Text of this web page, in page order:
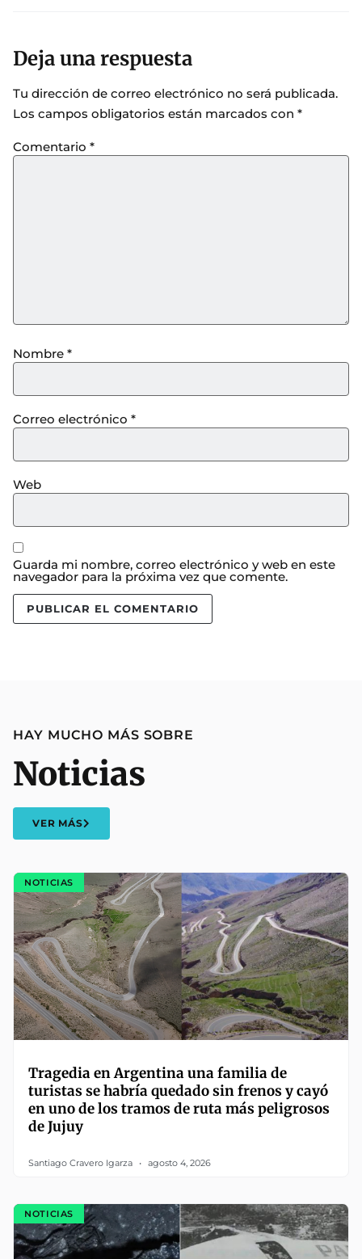
Deja una respuesta
Tu dirección de correo electrónico no será publicada.
Los campos obligatorios están marcados con *
Comentario *
Nombre *
Correo electrónico *
Web
Guarda mi nombre, correo electrónico y web en este
navegador para la próxima vez que comente.
HAY MUCHO MÁS SOBRE
Noticias
VER MÁS
NOTICIAS
Tragedia en Argentina una familia de
turistas se habría quedado sin frenos y cayó
en uno de los tramos de ruta más peligrosos
de Jujuy
Santiago Cravero Igarza agosto 4, 2026
NOTICIAS